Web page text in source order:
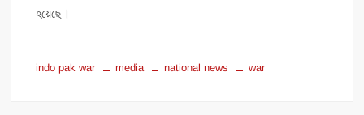
হয়েছে।
indo pak war media national news war